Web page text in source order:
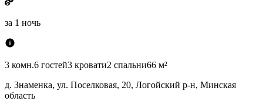
за 1 ночь
3 комн.6 гостей3 кровати2 спальни66 м²
д. Знаменка, ул. Поселковая, 20, Логойский р-н, Минская
область